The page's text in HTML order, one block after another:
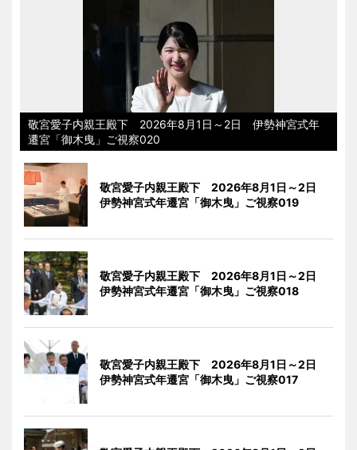
敬宮愛子内親王殿下 2026年8月1日～2日 伊勢神宮式年
遷宮「御木曳」ご視察020
敬宮愛子内親王殿下 2026年8月1日～2日
伊勢神宮式年遷宮「御木曳」ご視察019
敬宮愛子内親王殿下 2026年8月1日～2日
伊勢神宮式年遷宮「御木曳」ご視察018
敬宮愛子内親王殿下 2026年8月1日～2日
伊勢神宮式年遷宮「御木曳」ご視察017